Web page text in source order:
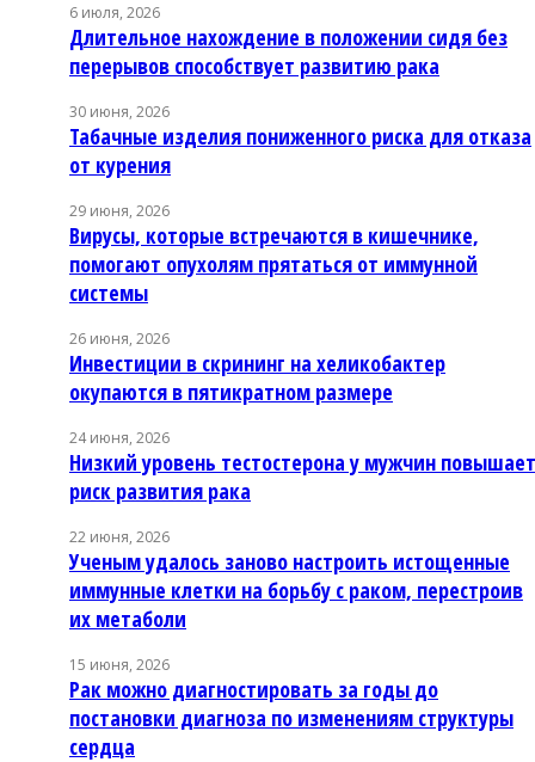
6 июля, 2026
Длительное нахождение в положении сидя без
перерывов способствует развитию рака
30 июня, 2026
Табачные изделия пониженного риска для отказа
от курения
29 июня, 2026
Вирусы, которые встречаются в кишечнике,
помогают опухолям прятаться от иммунной
системы
26 июня, 2026
Инвестиции в скрининг на хеликобактер
окупаются в пятикратном размере
24 июня, 2026
Низкий уровень тестостерона у мужчин повышает
риск развития рака
22 июня, 2026
Ученым удалось заново настроить истощенные
иммунные клетки на борьбу с раком, перестроив
их метаболи
15 июня, 2026
Рак можно диагностировать за годы до
постановки диагноза по изменениям структуры
сердца